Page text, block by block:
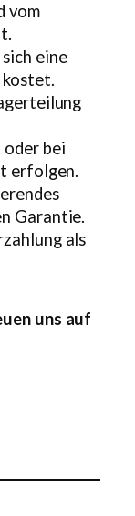
vom
eine
kostet.
bei
erfolgen.
Garantie.
als
uns auf